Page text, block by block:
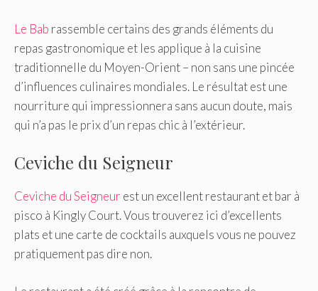
Le Bab rassemble certains des grands éléments du
repas gastronomique et les applique à la cuisine
traditionnelle du Moyen-Orient – ​​non sans une pincée
d’influences culinaires mondiales. Le résultat est une
nourriture qui impressionnera sans aucun doute, mais
qui n’a pas le prix d’un repas chic à l’extérieur.
Ceviche du Seigneur
Ceviche du Seigneur est un excellent restaurant et bar à
pisco à Kingly Court. Vous trouverez ici d’excellents
plats et une carte de cocktails auxquels vous ne pouvez
pratiquement pas dire non.